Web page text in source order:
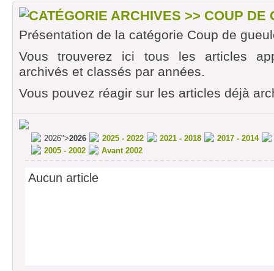
CATÉGORIE ARCHIVES >> COUP DE
Présentation de la catégorie Coup de
Vous trouverez ici tous les articles
archivés et classés par années.
Vous pouvez réagir sur les articles déjà
2026">2026 2025 - 2022 2021 - 2018
2017 - 2014
2005 - 2002
Avant 2002
Aucun article